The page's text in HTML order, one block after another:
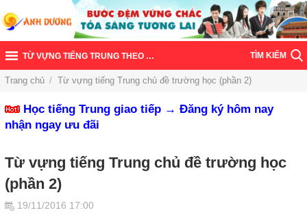
TỪ VỰNG TIẾNG TRUNG THEO CHỦ ĐỀ TÌM KIẾM
Trang chủ / Từ vựng tiếng Trung chủ đề trường học (phần 2)
Học tiếng Trung giao tiếp → Đăng ký hôm nay
nhận ngay ưu đãi
Từ vựng tiếng Trung chủ đề trường học
(phần 2)
19/11/2016 17:00